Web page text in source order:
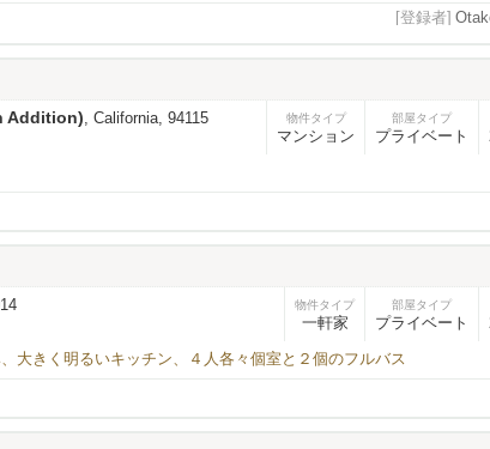
[登録者]
Addition), California, 94115 物件タイプ
マンション
部屋タイプ
プライベート
物件タイプ
一軒家
部屋タイプ
プライベート
大きく明るいキッチン、４人各々個室と２個のフルバス